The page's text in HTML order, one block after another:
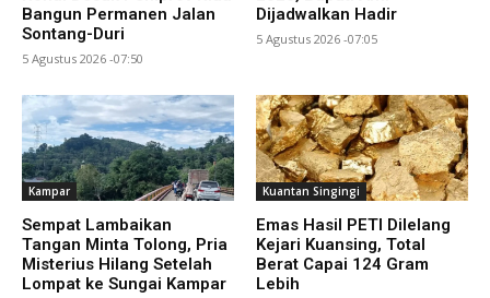
Bangun Permanen Jalan
Sontang-Duri
5 Agustus 2026 -07:50
Dijadwalkan Hadir
5 Agustus 2026 -07:05
Kampar
Sempat Lambaikan
Tangan Minta Tolong, Pria
Misterius Hilang Setelah
Lompat ke Sungai Kampar
Kuantan Singingi
Emas Hasil PETI Dilelang
Kejari Kuansing, Total
Berat Capai 124 Gram
Lebih